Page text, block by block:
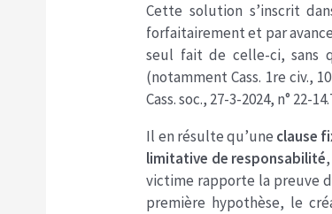
Cette solution s’inscrit
forfaitairement et par
seul fait de celle-ci, sans
(notamment Cass. 1re civ.,
Cass. soc., 27-3-2024, n° 22-
Il en résulte qu’une clause
limitative de responsabilité
victime rapporte la preuve
première hypothèse, le